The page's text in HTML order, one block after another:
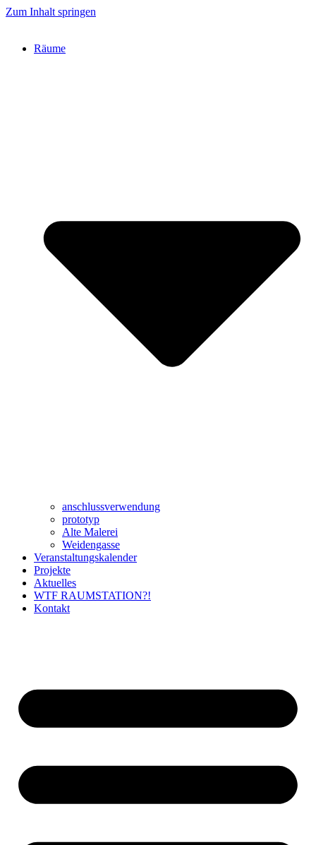
Zum Inhalt springen
Räume
anschlussverwendung
prototyp
Alte Malerei
Weidengasse
Veranstaltungskalender
Projekte
Aktuelles
WTF RAUMSTATION?!
Kontakt